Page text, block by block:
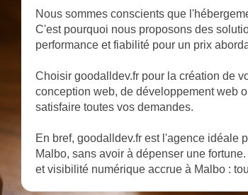
Nous sommes conscients que
C'est pourquoi nous proposons des
performance et fiabilité pour un prix
Choisir goodalldev.fr pour la création de
conception web, de développement web
satisfaire toutes vos demandes.
En bref, goodalldev.fr est l'agence idéale
Malbo, sans avoir à dépenser une
et visibilité numérique accrue à Malbo :